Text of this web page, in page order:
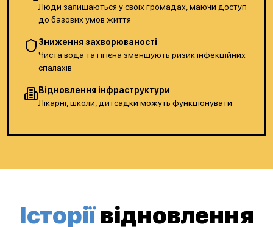
Люди залишаються у своїх громадах, маючи доступ
до базових умов життя
Зниження захворюваності
Чиста вода та гігієна зменшують ризик інфекційних
спалахів
Відновлення інфраструктури
Лікарні, школи, дитсадки можуть функціонувати
Історіївідновлення